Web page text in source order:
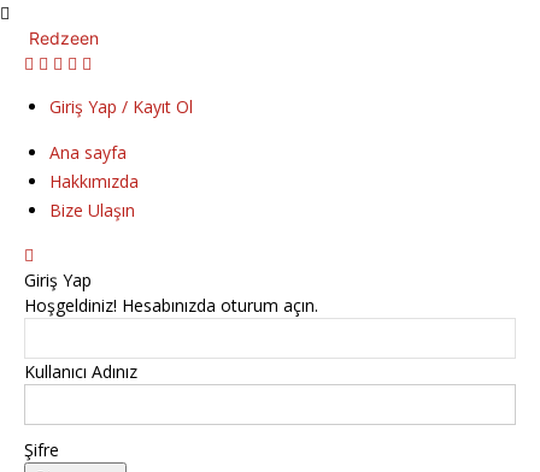
Redzeen
Giriş Yap / Kayıt Ol
Ana sayfa
Hakkımızda
Bize Ulaşın
Giriş Yap
Hoşgeldiniz! Hesabınızda oturum açın.
Kullanıcı Adınız
Şifre